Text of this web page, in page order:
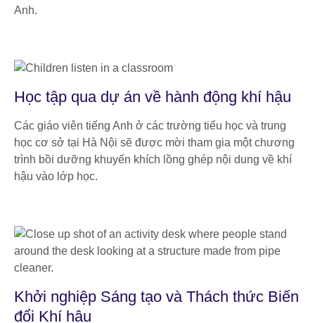
Anh.
Học tập qua dự án về hành động khí hậu
Các giáo viên tiếng Anh ở các trường tiểu học và trung
học cơ sở tại Hà Nội sẽ được mời tham gia một chương
trình bồi dưỡng khuyến khích lồng ghép nội dung về khí
hậu vào lớp học.
Khởi nghiệp Sáng tạo và Thách thức Biến
đổi Khí hậu